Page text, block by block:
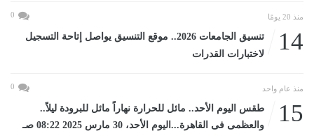
منذ 20 يومًا 0
14
تنسيق الجامعات 2026.. موقع التنسيق يواصل إتاحة التسجيل
لاختبارات القدرات
منذ عام واحد 0
15
طقس اليوم الأحد.. مائل للحرارة نهاراً مائل للبرودة ليلاً..
والعظمى فى القاهرة...اليوم الأحد، 30 مارس 2025 08:22 صـ